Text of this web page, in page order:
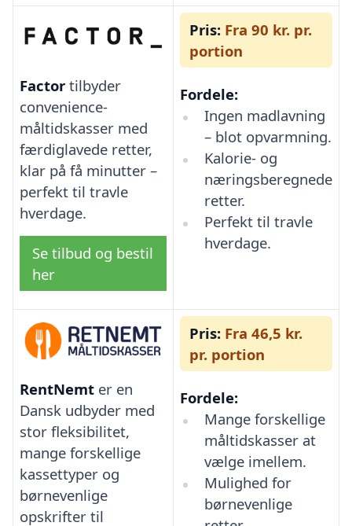
Factor tilbyder
convenience-
måltidskasser med
færdiglavede retter,
klar på få minutter –
perfekt til travle
hverdage.
Se tilbud og bestil
her
Pris: Fra 90 kr. pr.
portion
Fordele:
Ingen madlavning
– blot opvarmning.
Kalorie- og
næringsberegnede
retter.
Perfekt til travle
hverdage.
RentNemt er en
Dansk udbyder med
stor fleksibilitet,
mange forskellige
kassettyper og
børnevenlige
opskrifter til
Pris: Fra 46,5 kr.
pr. portion
Fordele:
Mange forskellige
måltidskasser at
vælge imellem.
Mulighed for
børnevenlige